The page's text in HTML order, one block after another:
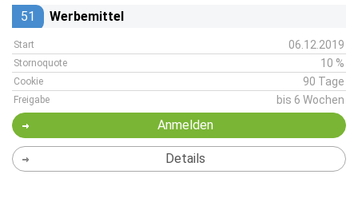
51 Werbemittel
Start 06.12.2019
Stornoquote 10 %
Cookie 90 Tage
Freigabe bis 6 Wochen
Anmelden
Details